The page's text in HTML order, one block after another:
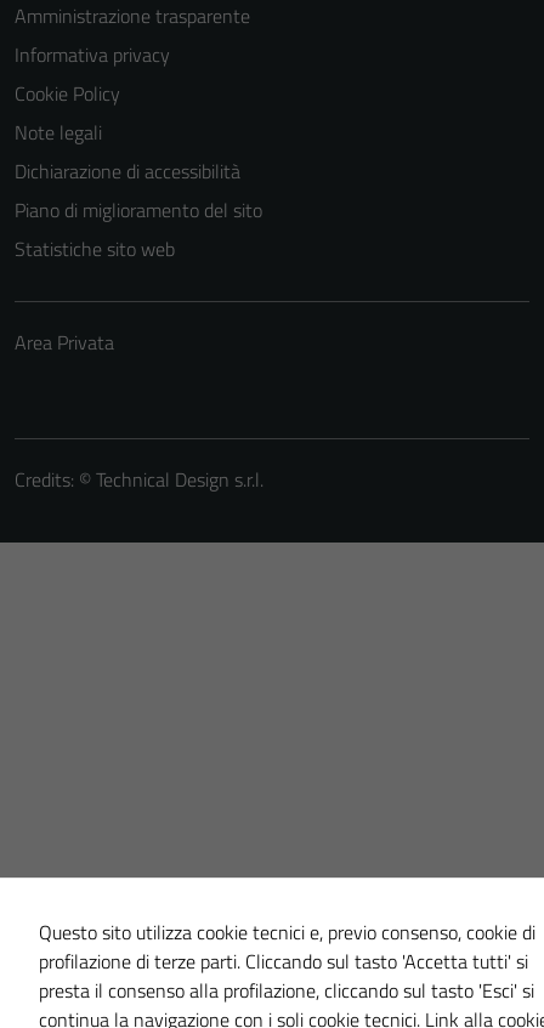
Amministrazione trasparente
Informativa privacy
Cookie Policy
Note legali
Dichiarazione di accessibilità
Piano di miglioramento del sito
Statistiche sito web
Area Privata
Credits: ©Technical Design s.r.l.
Questo sito utilizza cookie tecnici e, previo consenso, cookie di
profilazione di terze parti. Cliccando sul tasto 'Accetta tutti' si
presta il consenso alla profilazione, cliccando sul tasto 'Esci' si
continua la navigazione con i soli cookie tecnici. Link alla